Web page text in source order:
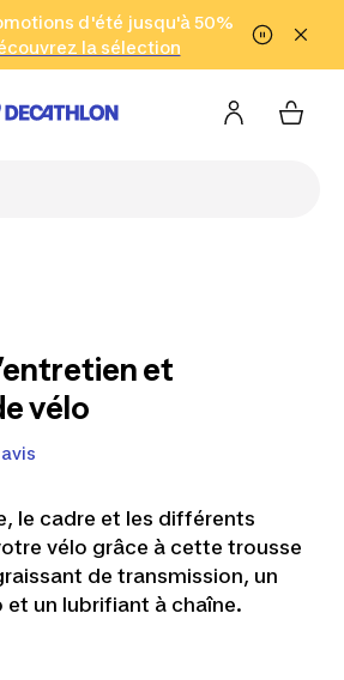
Aller au contenu Aller au pied de
d'été jusqu'à 50%
la sélection
Cliquez ici
2 h!
sélectionnées)
et
vélo
avis
le cadre et les différents
vélo grâce à cette trousse
de transmission, un
un lubrifiant à chaîne.